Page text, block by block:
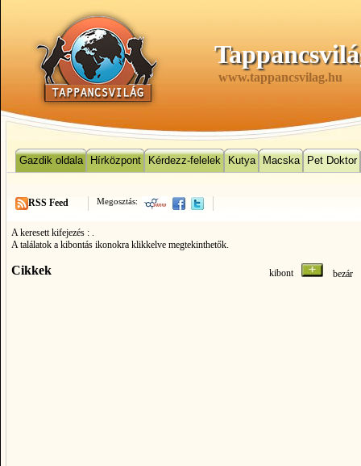
www.tappancsvilag.hu
Gazdik oldala Hírközpont Kérdezz-felelek Kutya Macska Pet Doktor
Megosztás:
RSS Feed
A keresett kifejezés : .
A találatok a kibontás ikonokra klikkelve megtekinthetők.
Cikkek kibont